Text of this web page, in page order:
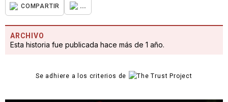
COMPARTIR ...
ARCHIVO
Esta historia fue publicada hace más de 1 año.
Se adhiere a los criterios de